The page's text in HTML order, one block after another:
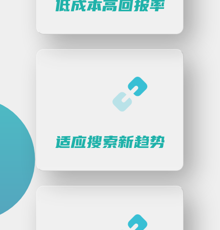
低成本高回报率
适应搜索新趋势